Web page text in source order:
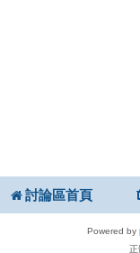
討論區首頁
Powered by
正